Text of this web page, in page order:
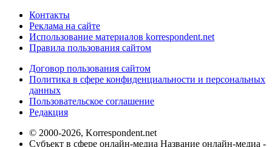
Контакты
Реклама на сайте
Использование материалов korrespondent.net
Правила пользования сайтом
Договор пользования сайтом
Политика в сфере конфиденциальности и персональных
данных
Пользовательское соглашение
Редакция
© 2000-2026, Korrespondent.net
Субъект в сфере онлайн-медиа Название онлайн-медиа -